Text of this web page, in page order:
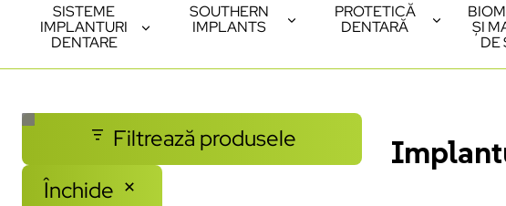
SISTEME
IMPLANTURI
DENTARE
SOUTHERN
IMPLANTS
PROTETICĂ
DENTARĂ
ȘI
DE
Filtrează produsele
Închide